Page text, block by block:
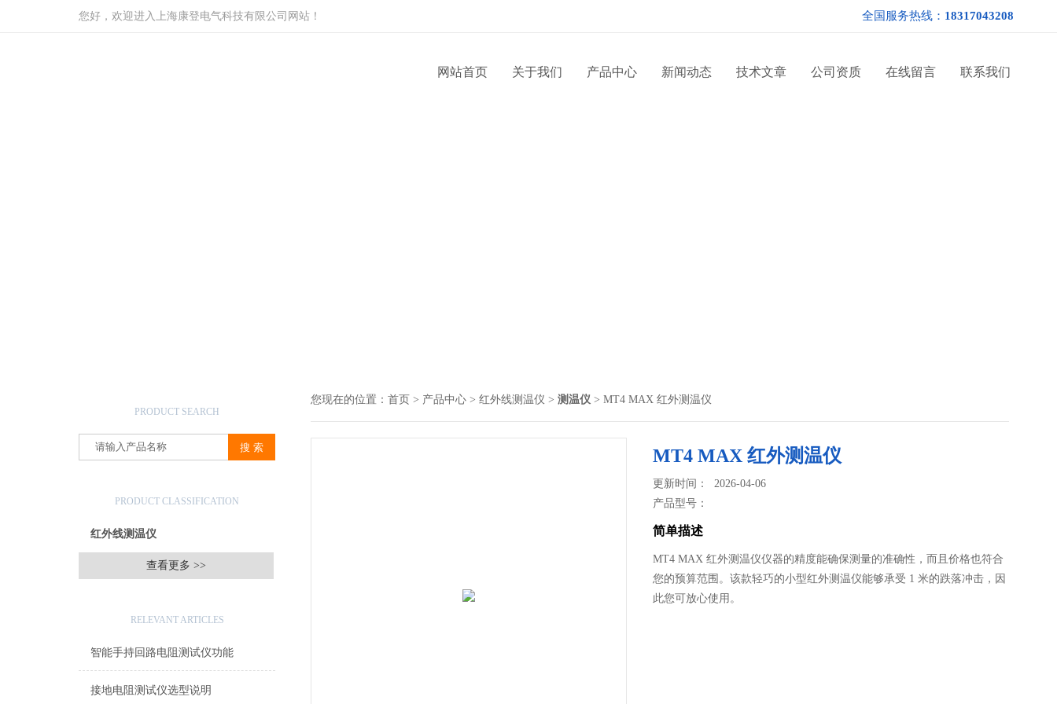
您好，欢迎进入上海康登电气科技有限公司网站！ 全国服务热线： 18317043208
网站首页 关于我们 产品中心 新闻动态 技术文章 公司资质 在线留言 联系我们
PRODUCT SEARCH
PRODUCT CLASSIFICATION
红外线测温仪
查看更多 >>
RELEVANT ARTICLES
智能手持回路电阻测试仪功能
接地电阻测试仪选型说明
您现在的位置： 首页 > 产品中心 > 红外线测温仪 > 测温仪 > MT4 MAX 红外测温仪
MT4 MAX 红外测温仪
更新时间： 2026-04-06
产品型号：
简单描述
MT4 MAX 红外测温仪仪器的精度能确保测量的准确性，而且价格也符合
您的预算范围。该款轻巧的小型红外测温仪能够承受 1 米的跌落冲击，因
此您可放心使用。